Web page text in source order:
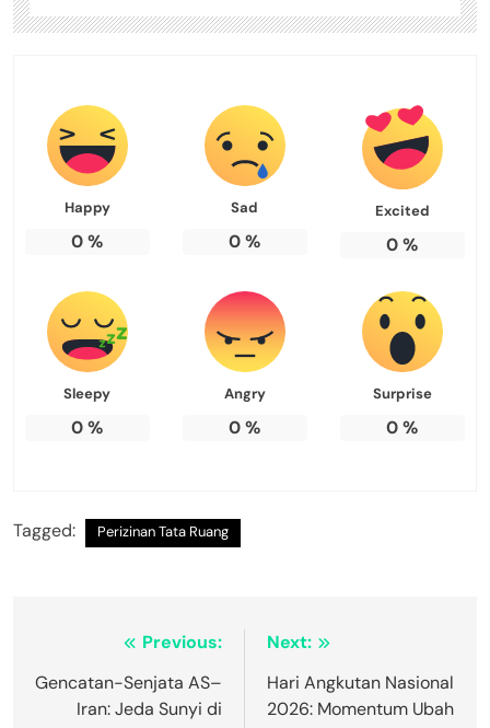
Happy
0%
Sad
0%
Excited
0%
Sleepy
0%
Angry
0%
Surprise
0%
Tagged: Perizinan Tata Ruang
Navigasi
pos
Previous:
Gencatan-Senjata AS–
Iran: Jeda Sunyi di
Next:
Hari Angkutan Nasional
2026: Momentum Ubah